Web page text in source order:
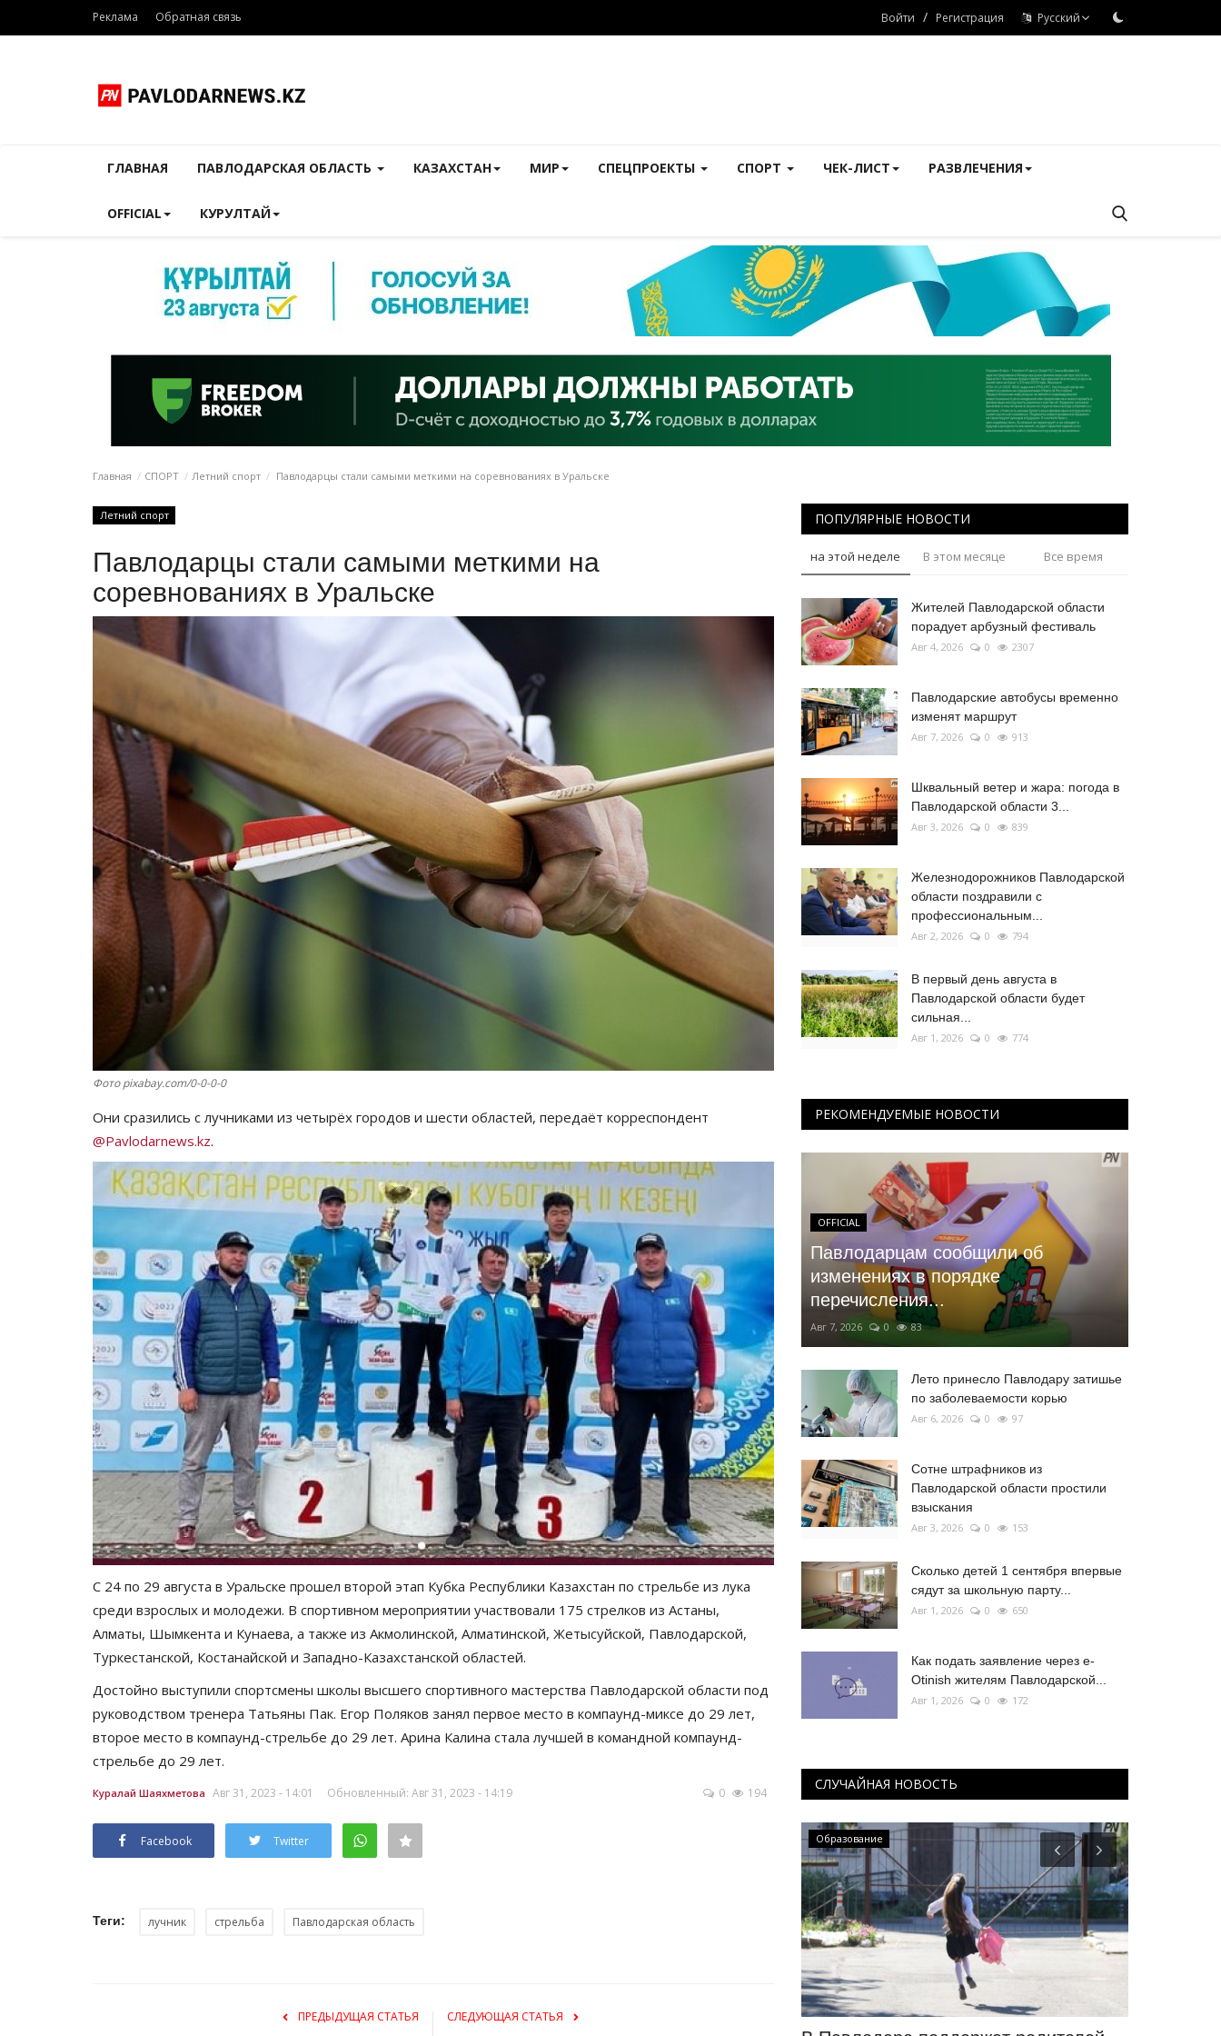
Реклама Обратная связь Войти / Регистрация Русский
ГЛАВНАЯ ПАВЛОДАРСКАЯ ОБЛАСТЬ КАЗАХСТАН МИР СПЕЦПРОЕКТЫ СПОРТ ЧЕК-ЛИСТ РАЗВЛЕЧЕНИЯ
OFFICIAL КУРУЛТАЙ
Главная СПОРТ Летний спорт Павлодарцы стали самыми меткими на соревнованиях в Уральске
Летний спорт
Павлодарцы стали самыми меткими на
соревнованиях в Уральске
Фото pixabay.com/0-0-0-0
Они сразились с лучниками из четырёх городов и шести областей, передаёт корреспондент
@Pavlodarnews.kz.
С 24 по 29 августа в Уральске прошел второй этап Кубка Республики Казахстан по стрельбе из лука
среди взрослых и молодежи. В спортивном мероприятии участвовали 175 стрелков из Астаны,
Алматы, Шымкента и Кунаева, а также из Акмолинской, Алматинской, Жетысуйской, Павлодарской,
Туркестанской, Костанайской и Западно-Казахстанской областей.
Достойно выступили спортсмены школы высшего спортивного мастерства Павлодарской области под
руководством тренера Татьяны Пак. Егор Поляков занял первое место в компаунд-миксе до 29 лет,
второе место в компаунд-стрельбе до 29 лет. Арина Калина стала лучшей в командной компаунд-
стрельбе до 29 лет.
Куралай Шаяхметова Авг 31, 2023 - 14:01 Обновленный: Авг 31, 2023 - 14:19 0 194
Facebook Twitter
Теги: лучник стрельба Павлодарская область
ПРЕДЫДУЩАЯ СТАТЬЯ
СЛЕДУЮЩАЯ СТАТЬЯ
ПОПУЛЯРНЫЕ НОВОСТИ
на этой неделе В этом месяце Все время
Жителей Павлодарской области
порадует арбузный фестиваль
Авг 4, 2026 0 2307
Павлодарские автобусы временно
изменят маршрут
Авг 7, 2026 0 913
Шквальный ветер и жара: погода в
Павлодарской области 3...
Авг 3, 2026 0 839
Железнодорожников Павлодарской
области поздравили с
профессиональным...
Авг 2, 2026 0 794
В первый день августа в
Павлодарской области будет
сильная...
Авг 1, 2026 0 774
РЕКОМЕНДУЕМЫЕ НОВОСТИ
OFFICIAL
Павлодарцам сообщили об
изменениях в порядке
перечисления...
Авг 7, 2026 0 83
Лето принесло Павлодару затишье
по заболеваемости корью
Авг 6, 2026 0 97
Сотне штрафников из
Павлодарской области простили
взыскания
Авг 3, 2026 0 153
Сколько детей 1 сентября впервые
сядут за школьную парту...
Авг 1, 2026 0 650
Как подать заявление через e-
Otinish жителям Павлодарской...
Авг 1, 2026 0 172
СЛУЧАЙНАЯ НОВОСТЬ
Образование Образование